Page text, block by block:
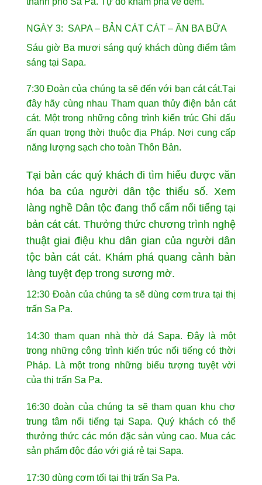
NGÀY 3: SAPA – BẢN CÁT CÁT – ĂN BA BỮA
Sáu giờ Ba mươi sáng quý khách dùng điểm tâm
sáng tại Sapa.
7:30 Đoàn của chúng ta sẽ đến với bạn cát cát.Tại
đây hãy cùng nhau Tham quan thủy điện bản cát
cát. Một trong những công trình kiến trúc Ghi dấu
ấn quan trọng thời thuộc địa Pháp. Nơi cung cấp
năng lượng sạch cho toàn Thôn Bản.
Tại bản các quý khách đi tìm hiểu được văn
hóa ba của người dân tộc thiểu số. Xem
làng nghề Dân tộc đang thổ cẩm nổi tiếng tại
bản cát cát. Thưởng thức chương trình nghệ
thuật giai điệu khu dân gian của người dân
tộc bản cát cát. Khám phá quang cảnh bản
làng tuyệt đẹp trong sương mờ.
12:30 Đoàn của chúng ta sẽ dùng cơm trưa tại thị
trấn Sa Pa.
14:30 tham quan nhà thờ đá Sapa. Đây là một
trong những công trình kiến trúc nổi tiếng có thời
Pháp. Là một trong những biểu tượng tuyệt vời
của thị trấn Sa Pa.
16:30 đoàn của chúng ta sẽ tham quan khu chợ
trung tâm nổi tiếng tại Sapa. Quý khách có thể
thưởng thức các món đặc sản vùng cao. Mua các
sản phẩm độc đáo với giá rẻ tại Sapa.
17:30 dùng cơm tối tại thị trấn Sa Pa.